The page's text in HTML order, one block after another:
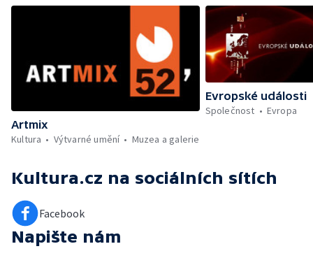
Artmix
Kultura
Výtvarné umění Muzea a galerie
Evropské události
Společnost
Evropa
Kultura.cz na sociálních sítích
Facebook
Napište nám